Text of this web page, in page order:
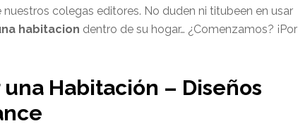
colegas editores. No duden ni titubeen en usar
habitacion dentro de su hogar… ¿Comenzamos? ¡Por
Habitación – Diseños